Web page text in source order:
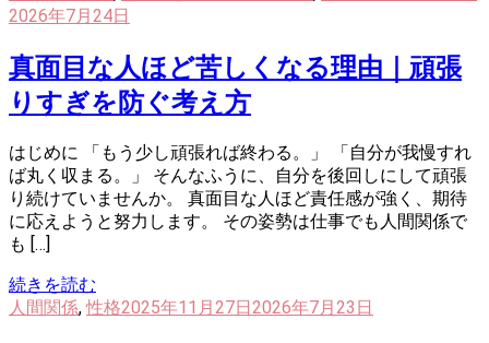
2026年7月24日
真面目な人ほど苦しくなる理由｜頑張
りすぎを防ぐ考え方
はじめに 「もう少し頑張れば終わる。」 「自分が我慢すれ
ば丸く収まる。」 そんなふうに、自分を後回しにして頑張
り続けていませんか。 真面目な人ほど責任感が強く、期待
に応えようと努力します。 その姿勢は仕事でも人間関係で
も […]
続きを読む
人間関係,性格2025年11月27日2026年7月23日